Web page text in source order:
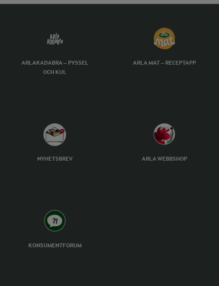
ARLAKADABRA – PYSSEL
OCH KUL
ARLA MAT – RECEPTAPP
NYHETSBREV ARLA WEBBSHOP
KONSUMENTFORUM